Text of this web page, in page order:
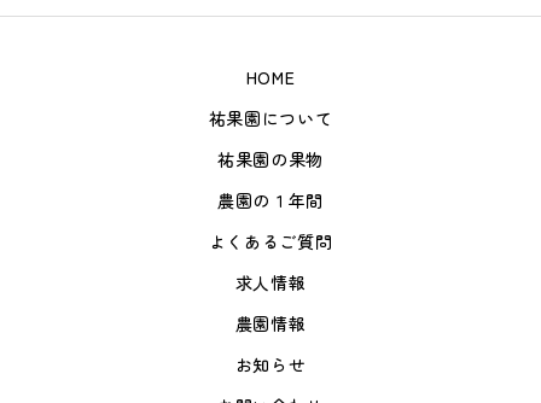
HOME
祐果園について
祐果園の果物
農園の１年間
よくあるご質問
求人情報
農園情報
お知らせ